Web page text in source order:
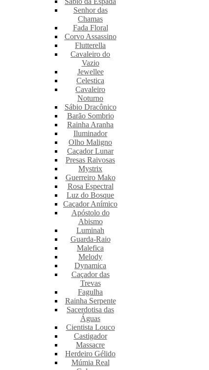
Senhor das
Chamas
Fada Floral
Corvo Assassino
Flutterella
Cavaleiro do
Vazio
Jewellee
Celestica
Cavaleiro
Noturno
Sábio Dracônico
Barão Sombrio
Rainha Aranha
Iluminador
Olho Maligno
Caçador Lunar
Presas Raivosas
Mystrix
Guerreiro Mako
Rosa Espectral
Luz do Bosque
Caçador Anímico
Apóstolo do
Abismo
Luminah
Guarda-Raio
Malefica
Melody
Dynamica
Caçador das
Trevas
Fagulha
Rainha Serpente
Sacerdotisa das
Águas
Cientista Louco
Castigador
Massacre
Herdeiro Gélido
Múmia Real